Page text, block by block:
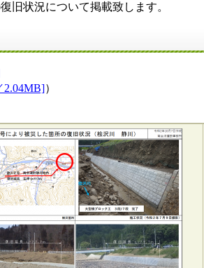
旧状況について掲載致します。
）